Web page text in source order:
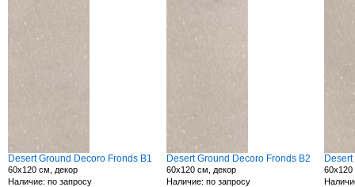
Desert Ground Decoro Fronds B1
60x120 см, декор
Наличие: по запросу
Desert Ground Decoro Fronds B2
60x120 см, декор
Наличие: по запросу
60x120